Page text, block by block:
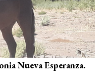
Nueva Esperanza.